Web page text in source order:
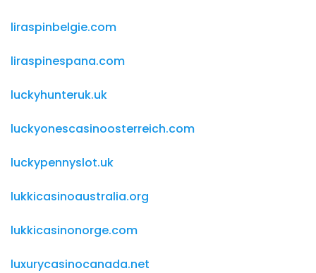
liraspinbelgie.com
liraspinespana.com
luckyhunteruk.uk
luckyonescasinoosterreich.com
luckypennyslot.uk
lukkicasinoaustralia.org
lukkicasinonorge.com
luxurycasinocanada.net